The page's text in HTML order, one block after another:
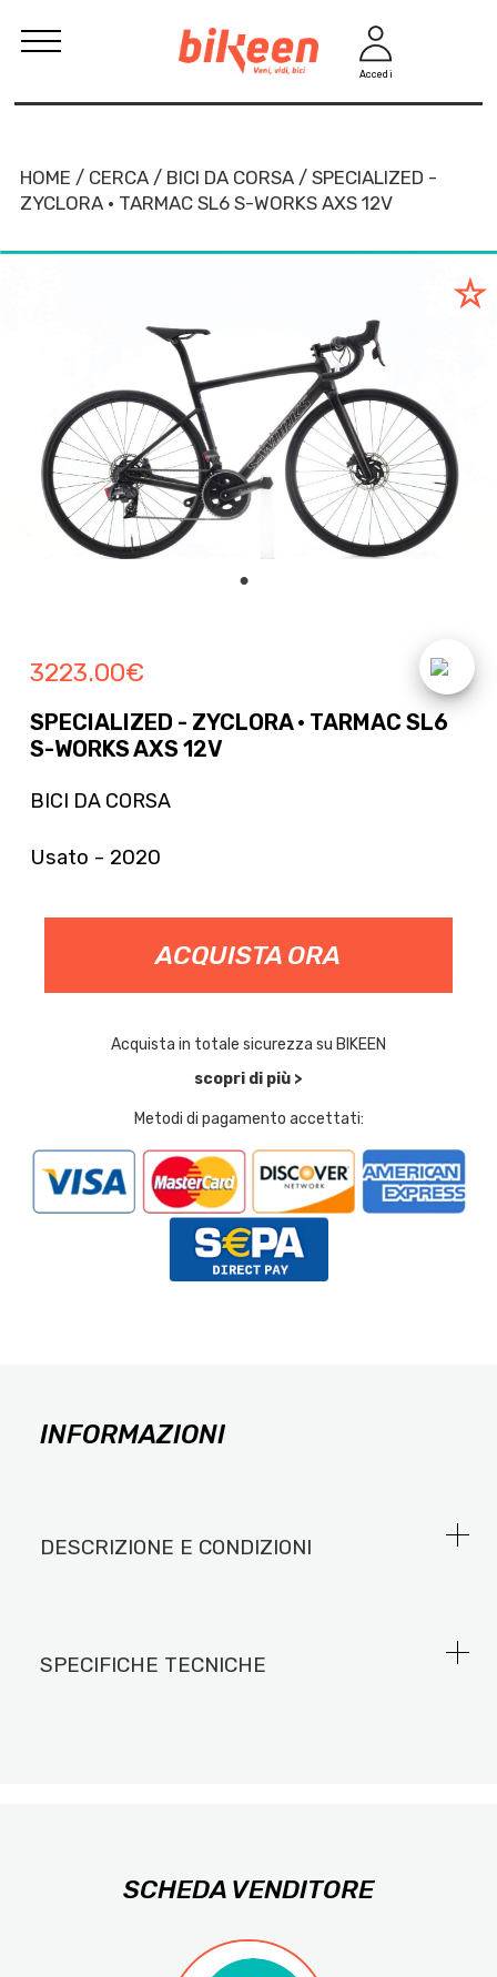
Accedi
HOME / CERCA / BICI DA CORSA / SPECIALIZED -
ZYCLORA · TARMAC SL6 S-WORKS AXS 12V
3223.00€
SPECIALIZED - ZYCLORA · TARMAC SL6
S-WORKS AXS 12V
BICI DA CORSA
Usato - 2020
ACQUISTA ORA
Acquista in totale sicurezza su BIKEEN
scopri di più >
Metodi di pagamento accettati:
INFORMAZIONI
DESCRIZIONE E CONDIZIONI
SPECIFICHE TECNICHE
SCHEDA VENDITORE